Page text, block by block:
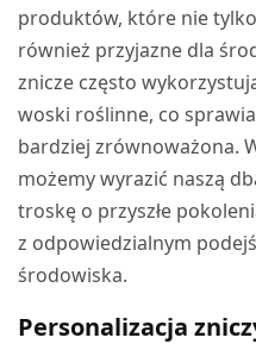
produktów, które nie
również przyjazne dla
znicze często
woski roślinne, co
bardziej zrównoważona.
możemy wyrazić naszą
troskę o przyszłe
z odpowiedzialnym
środowiska.
Personalizacja